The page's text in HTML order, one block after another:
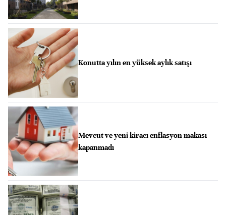
Konutta yılın en yüksek aylık satışı
Mevcut ve yeni kiracı enflasyon makası
kapanmadı